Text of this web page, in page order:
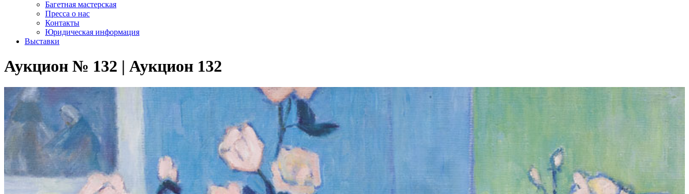
Багетная мастерская
Пресса о нас
Контакты
Юридическая информация
Выставки
Аукцион № 132 | Аукцион 132